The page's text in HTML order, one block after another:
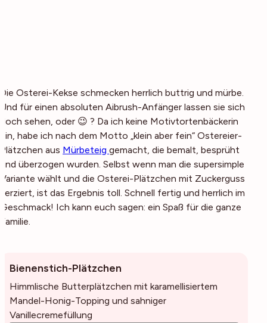
Die Osterei-Kekse schmecken herrlich buttrig und mürbe.
Und für einen absoluten Aibrush-Anfänger lassen sie sich
doch sehen, oder 😉 ? Da ich keine Motivtortenbäckerin
bin, habe ich nach dem Motto „klein aber fein“ Ostereier-
Plätzchen aus Mürbeteig gemacht, die bemalt, besprüht
und überzogen wurden. Selbst wenn man die supersimple
Variante wählt und die Osterei-Plätzchen mit Zuckerguss
verziert, ist das Ergebnis toll. Schnell fertig und herrlich im
Geschmack! Ich kann euch sagen: ein Spaß für die ganze
Familie.
Bienenstich-Plätzchen
Himmlische Butterplätzchen mit karamellisiertem
Mandel-Honig-Topping und sahniger
Vanillecremefüllung